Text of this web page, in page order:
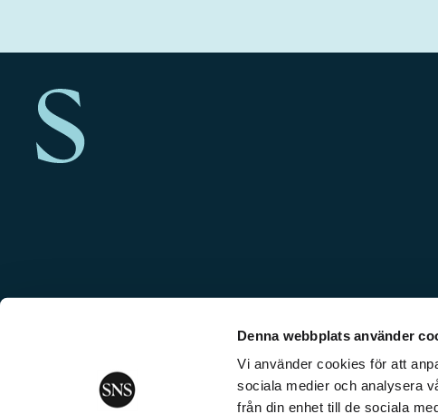
Denna webbplats använder
Vi använder cookies för att
sociala medier och analysera
från din enhet till de sociala